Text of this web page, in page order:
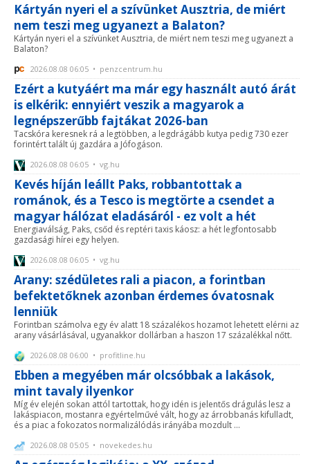
Kártyán nyeri el a szívünket Ausztria, de miért
nem teszi meg ugyanezt a Balaton?
Kártyán nyeri el a szívünket Ausztria, de miért nem teszi meg ugyanezt a
Balaton?
2026.08.08 06:05 • penzcentrum.hu
Ezért a kutyáért ma már egy használt autó árát
is elkérik: ennyiért veszik a magyarok a
legnépszerűbb fajtákat 2026-ban
Tacskóra keresnek rá a legtöbben, a legdrágább kutya pedig 730 ezer
forintért talált új gazdára a Jófogáson.
2026.08.08 06:05 • vg.hu
Kevés híján leállt Paks, robbantottak a
románok, és a Tesco is megtörte a csendet a
magyar hálózat eladásáról - ez volt a hét
Energiaválság, Paks, csőd és reptéri taxis káosz: a hét legfontosabb
gazdasági hírei egy helyen.
2026.08.08 06:05 • vg.hu
Arany: szédületes rali a piacon, a forintban
befektetőknek azonban érdemes óvatosnak
lenniük
Forintban számolva egy év alatt 18 százalékos hozamot lehetett elérni az
arany vásárlásával, ugyanakkor dollárban a haszon 17 százalékkal nőtt.
2026.08.08 06:00 • profitline.hu
Ebben a megyében már olcsóbbak a lakások,
mint tavaly ilyenkor
Míg év elején sokan attól tartottak, hogy idén is jelentős drágulás lesz a
lakáspiacon, mostanra egyértelművé vált, hogy az árrobbanás kifulladt,
és a piac a fokozatos normalizálódás irányába mozdult ...
2026.08.08 05:05 • novekedes.hu